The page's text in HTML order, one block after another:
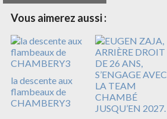
Vous aimerez aussi :
la descente aux
flambeaux de
CHAMBERY3